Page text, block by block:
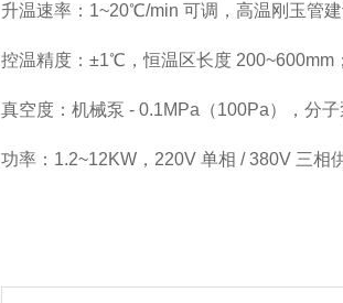
升温速率：1~20℃/min 可调，高温刚玉管
控温精度：±1℃，恒温区长度 200~600mm；
真空度：机械泵 - 0.1MPa（100Pa），分子
功率：1.2~12KW，220V 单相 / 380V 三相